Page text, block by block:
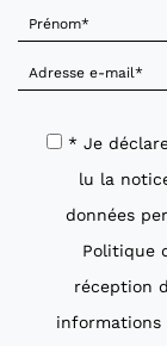
* Je
lu la
données
Politique
réception
informations